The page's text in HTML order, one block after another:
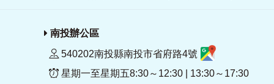
南投辦公區
540202南投縣南投市省府路4號
星期一至星期五8:30～12:30 | 13:30～17:30